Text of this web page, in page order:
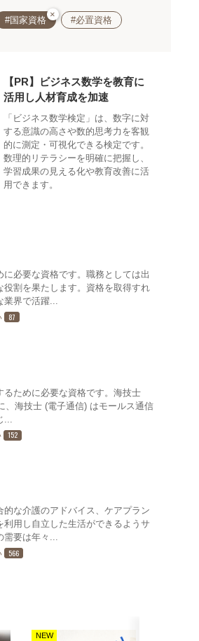
#国家資格
×
#必置資格
【PR】ビジネス数学を教育に
活用し人材育成を加速
「ビジネス数学検定」は、数字に対
する意識の高さや数的思考力を客観
的に測定・可視化できる検定です。
数理的リテラシーを明確に把握し、
学習成果の見える化や教育改善に活
用できます。
必要な資格です。職務としては出
割を果たします。資格を取得すれ
業界で活躍...
87
ために必要な資格です。海技士
海技士 (電子通信) はモールス通信
152
な介護のアドバイス、ケアプラン
用し自立した生活ができるようサ
需要は年々...
566
NEW